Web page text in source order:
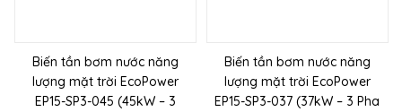
Biến tần bơm nước năng
lượng mặt trời EcoPower
EP15-SP3-045 (45kW – 3
Biến tần bơm nước năng
lượng mặt trời EcoPower
EP15-SP3-037 (37kW – 3 Pha